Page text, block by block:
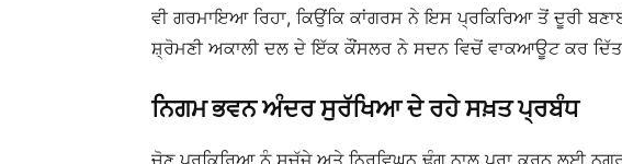
ਵੀ ਗਰਮਾਇਆ ਰਿਹਾ, ਕਿਉਂਕਿ ਕਾਂਗਰਸ ਨੇ ਇਸ ਪ੍ਰਕਿਰਿਆ ਤੋਂ ਦੂਰੀ
ਸ਼੍ਰੋਮਣੀ ਅਕਾਲੀ ਦਲ ਦੇ ਇੱਕ ਕੌਂਸਲਰ ਨੇ ਸਦਨ ਵਿਚੋਂ ਵਾਕਆਊਟ ਕਰ
ਨਿਗਮ ਭਵਨ ਅੰਦਰ ਸੁਰੱਖਿਆ ਦੇ ਰਹੇ ਸਖ਼ਤ ਪ੍ਰਬੰਧ